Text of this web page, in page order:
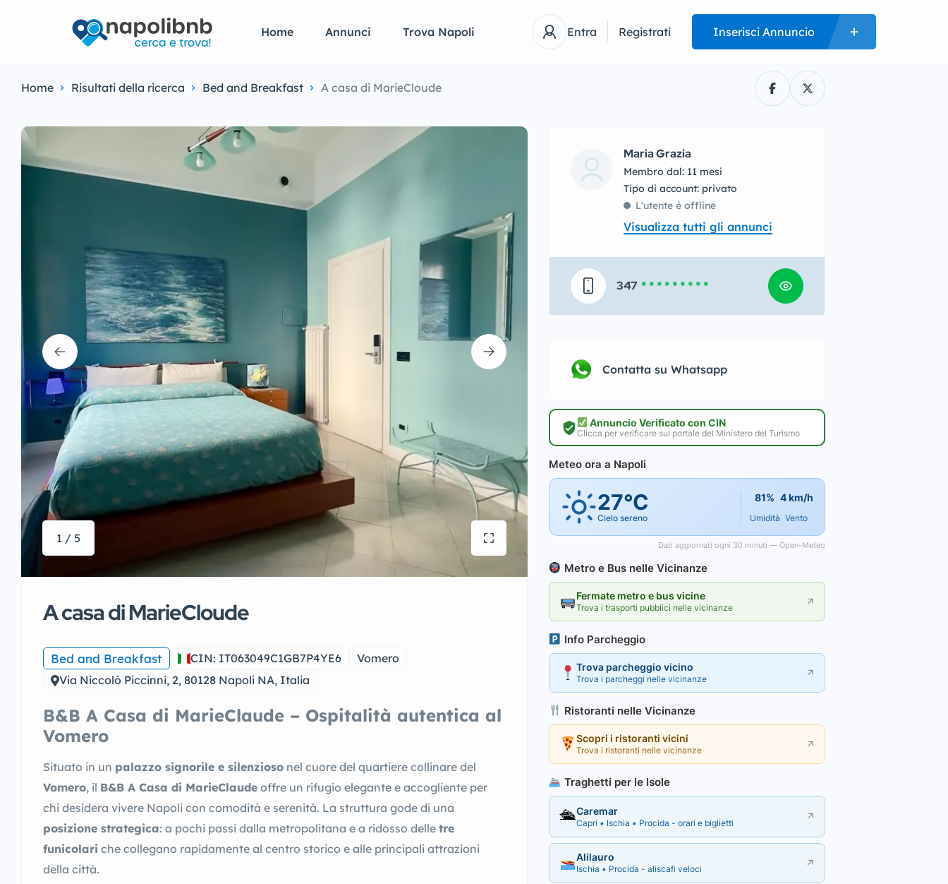
Home Annunci Trova Napoli Entra Registrati Inserisci Annuncio
Home Risultati della ricerca Bed and Breakfast A casa di MarieCloude
1 / 5
A casa di MarieCloude
Bed and Breakfast CIN: IT063049C1GB7P4YE6
Vomero
Via Niccolò Piccinni, 2, 80128 Napoli NA, Italia
B&B A Casa di MarieClaude – Ospitalità autentica al
Vomero
Situato in un palazzo signorile e silenzioso nel cuore del quartiere collinare del
Vomero, il B&B A Casa di MarieClaude offre un rifugio elegante e accogliente per
chi desidera vivere Napoli con comodità e serenità. La struttura gode di una
posizione strategica: a pochi passi dalla metropolitana e a ridosso delle tre
funicolari che collegano rapidamente al centro storico e alle principali attrazioni
della città.
Maria Grazia
Membro dal: 11 mesi
tipo di account: privato
L'utente è offline
Visualizza tutti gli annunci
347 * * * * * * * * *
Contatta su Whatsapp
Annuncio Verificato con CIN
Clicca per verificare sul portale del Ministero del Turismo
Meteo ora a Napoli
27°C
Cielo sereno
81%
Umidità
4 km/h
Vento
Dati aggiornati ogni 30 minuti — Open-Meteo
Metro e Bus nelle Vicinanze
Fermate metro e bus vicine
Trova i trasporti pubblici nelle vicinanze ↗
Info Parcheggio
Trova parcheggio vicino
Trova i parcheggi nelle vicinanze ↗
Ristoranti nelle Vicinanze
Scopri i ristoranti vicini
Trova i ristoranti nelle vicinanze ↗
Traghetti per le Isole
🛳Caremar
Capri • Ischia • Procida - orari e biglietti ↗
Alilauro
Ischia • Procida - aliscafi veloci ↗